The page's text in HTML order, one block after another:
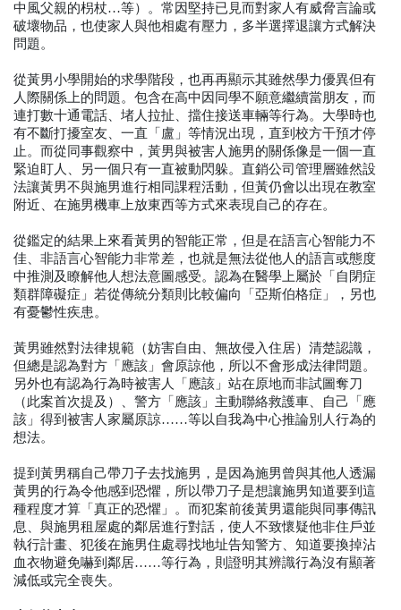
中風父親的枴杖…等）。常因堅持已見而對家人有威脅言論或
破壞物品，也使家人與他相處有壓力，多半選擇退讓方式解決
問題。
從黃男小學開始的求學階段，也再再顯示其雖然學力優異但有
人際關係上的問題。包含在高中因同學不願意繼續當朋友，而
連打數十通電話、堵人拉扯、擋住接送車輛等行為。大學時也
有不斷打擾室友、一直「盧」等情況出現，直到校方干預才停
止。而從同事觀察中，黃男與被害人施男的關係像是一個一直
緊迫盯人、另一個只有一直被動閃躲。直銷公司管理層雖然設
法讓黃男不與施男進行相同課程活動，但黃仍會以出現在教室
附近、在施男機車上放東西等方式來表現自己的存在。
從鑑定的結果上來看黃男的智能正常，但是在語言心智能力不
佳、非語言心智能力非常差，也就是無法從他人的語言或態度
中推測及瞭解他人想法意圖感受。認為在醫學上屬於「自閉症
類群障礙症」若從傳統分類則比較偏向「亞斯伯格症」，另也
有憂鬱性疾患。
黃男雖然對法律規範（妨害自由、無故侵入住居）清楚認識，
但總是認為對方「應該」會原諒他，所以不會形成法律問題。
另外也有認為行為時被害人「應該」站在原地而非試圖奪刀
（此案首次提及）、警方「應該」主動聯絡救護車、自己「應
該」得到被害人家屬原諒……等以自我為中心推論別人行為的
想法。
提到黃男稱自己帶刀子去找施男，是因為施男曾與其他人透漏
黃男的行為令他感到恐懼，所以帶刀子是想讓施男知道要到這
種程度才算「真正的恐懼」。而犯案前後黃男還能與同事傳訊
息、與施男租屋處的鄰居進行對話，使人不致懷疑他非住戶並
執行計畫、犯後在施男住處尋找地址告知警方、知道要換掉沾
血衣物避免嚇到鄰居……等行為，則證明其辨識行為沒有顯著
減低或完全喪失。